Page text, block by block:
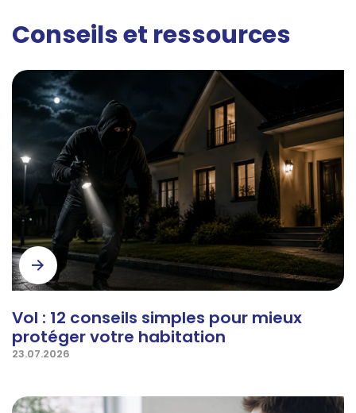
Conseils et ressources
Vol : 12 conseils simples pour mieux
protéger votre habitation
23.07.2026